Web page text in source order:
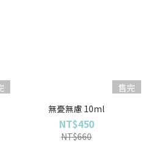
售完
無憂無慮 10ml
NT$450
NT$660